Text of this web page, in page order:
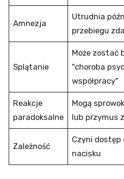
Amnezja
Utrudnia
przebiegu
Splątanie
Może zostać
"choroba
współpracy"
Reakcje
paradoksalne
Mogą
lub przymus
Zależność
Czyni dostęp
nacisku